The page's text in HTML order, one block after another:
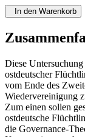
In den Warenkorb
Diese
ostdeutscher
vom Ende des
Wiedervereinigung
Zum einen sollen
ostdeutsche
die Governance-